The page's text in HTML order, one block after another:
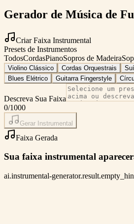
Gerador de Música de
Criar Faixa Instrumental
Presets de Instrumentos
TodosCordasPianoSopros de Madeira
Violino Clássico Cordas Orquestrais
Blues Elétrico
Guitarra Fingerstyle
Descreva Sua Faixa
0/1000
Gerar Instrumental
Faixa Gerada
Sua faixa instrumental
ai.instrumental-